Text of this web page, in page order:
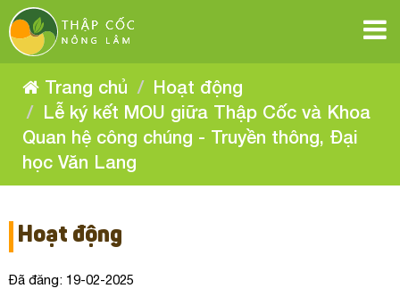
Lễ
ký
kết
MOU
giữa
Thập
Cốc
và
Khoa
Lễ
ký
kết
MOU
giữa
Thập
Cốc
và
Khoa
Quan
Lễ
ký
kết
MOU
giữa
Thập
Cốc
Quan
hệ
công
chúng
Lễ
ký
kết
MOU
giữa
Thập
Cốc
Khoa
Quan
Truyền
Đại
ký
kết
MOU
giữa
Khoa
Quan
công
chúng
Đại
Văn
kết
MOU
giữa
Khoa
công
chúng
Truyền
Lang
Trang chủ
Hoạt động
Lễ ký kết MOU giữa Thập Cốc và Khoa
Quan hệ công chúng - Truyền thông, Đại
học Văn Lang
Hoạt động
Đã đăng: 19-02-2025